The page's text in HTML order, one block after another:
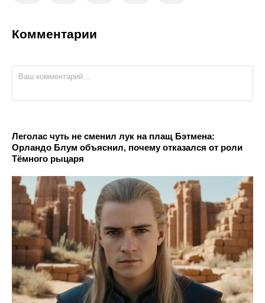
Комментарии
Леголас чуть не сменил лук на плащ Бэтмена:
Орландо Блум объяснил, почему отказался от роли
Тёмного рыцаря